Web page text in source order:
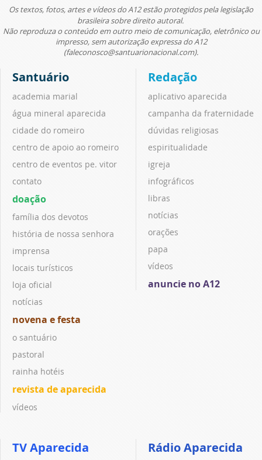
Os textos, fotos, artes e vídeos do A12 estão protegidos pela legislação
brasileira sobre direito autoral.
Não reproduza o conteúdo em outro meio de comunicação, eletrônico ou
impresso, sem autorização expressa do A12
(faleconosco@santuarionacional.com).
Santuário
academia marial
água mineral aparecida
cidade do romeiro
centro de apoio ao romeiro
centro de eventos pe. vitor
contato
doação
família dos devotos
história de nossa senhora
imprensa
locais turísticos
loja oficial
notícias
novena e festa
o santuário
pastoral
rainha hotéis
revista de aparecida
vídeos
Redação
aplicativo aparecida
campanha da fraternidade
dúvidas religiosas
espiritualidade
igreja
infográficos
libras
notícias
orações
papa
vídeos
anuncie no A12
TV Aparecida Rádio Aparecida